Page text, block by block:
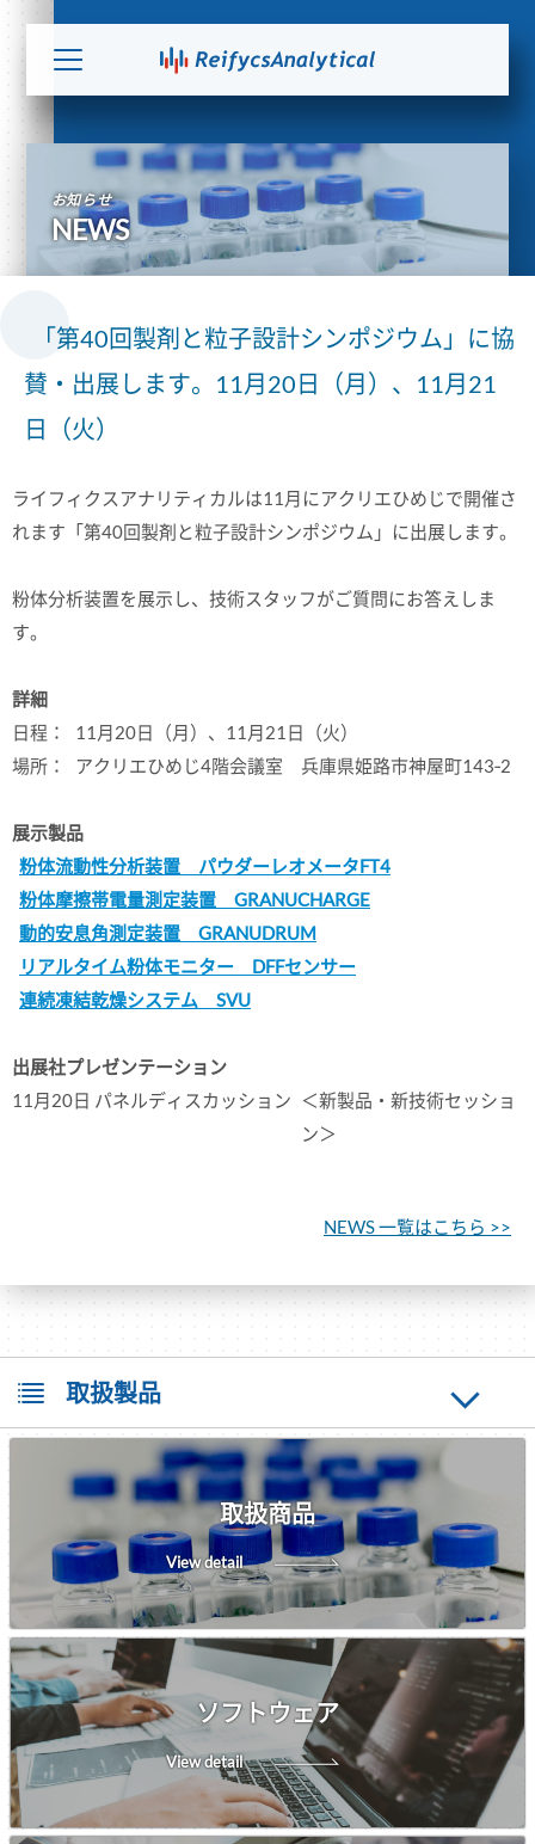
お知らせ
NEWS
「第40回製剤と粒子設計シンポジウム」に協
賛・出展します。11月20日（月）、11月21
日（火）
ライフィクスアナリティカルは11月にアクリエひめじで開催さ
れます「第40回製剤と粒子設計シンポジウム」に出展します。
粉体分析装置を展示し、技術スタッフがご質問にお答えしま
す。
詳細
日程：
11月20日（月）、11月21日（火）
場所：
アクリエひめじ4階会議室 兵庫県姫路市神屋町143‐2
展示製品
粉体流動性分析装置 パウダーレオメータFT4
粉体摩擦帯電量測定装置 GRANUCHARGE
動的安息角測定装置 GRANUDRUM
リアルタイム粉体モニター DFFセンサー
連続凍結乾燥システム SVU
出展社プレゼンテーション
11月20日 パネルディスカッション
＜新製品・新技術セッショ
ン＞
NEWS 一覧はこちら >>
取扱製品
取扱商品
View detail
ソフトウェア
View detail